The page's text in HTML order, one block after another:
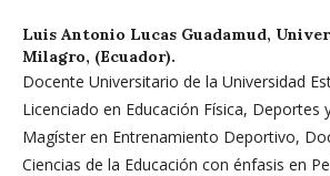
Luis Antonio Lucas Guadamud,
Milagro, (Ecuador).
Docente Universitario de la Universidad
Licenciado en Educación Física, Deportes
Magíster en Entrenamiento Deportivo,
Ciencias de la Educación con énfasis en